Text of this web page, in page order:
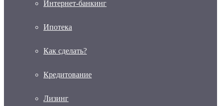
Интернет-банкинг
Ипотека
Как сделать?
Кредитование
Лизинг